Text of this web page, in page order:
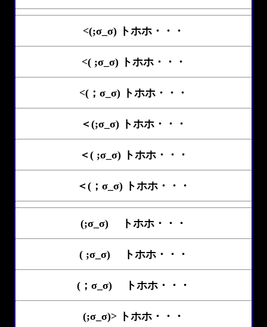
<(;σ_σ) トホホ・・・
<( ;σ_σ) トホホ・・・
<(；σ_σ) トホホ・・・
＜(;σ_σ) トホホ・・・
＜( ;σ_σ) トホホ・・・
＜(；σ_σ) トホホ・・・
(;σ_σ)ゝ トホホ・・・
( ;σ_σ)ゝ トホホ・・・
(；σ_σ)ゝ トホホ・・・
(;σ_σ)> トホホ・・・